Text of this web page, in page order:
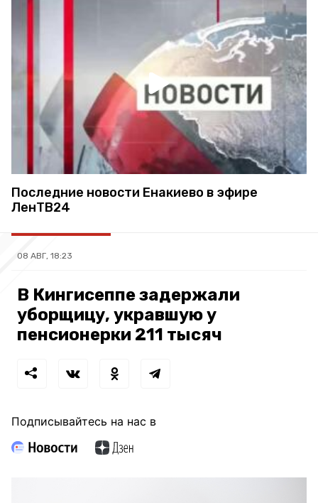
Последние новости Енакиево в эфире
ЛенТВ24
08 АВГ, 18:23
В Кингисеппе задержали
уборщицу, укравшую у
пенсионерки 211 тысяч
Подписывайтесь на нас в